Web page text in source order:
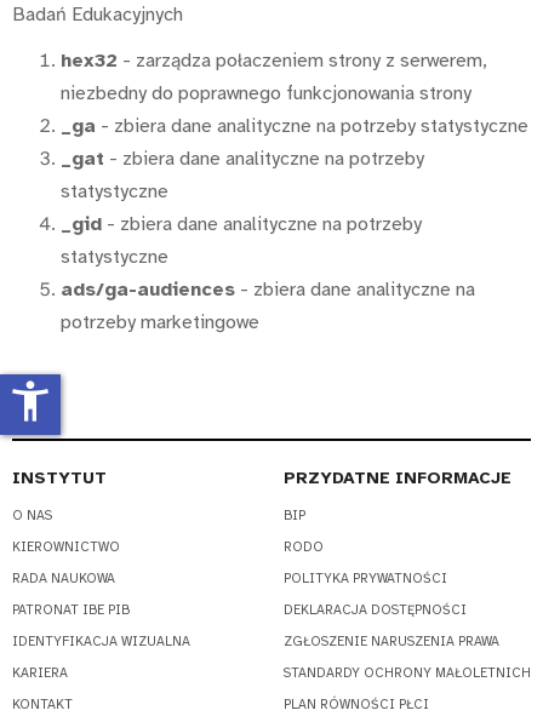
Badań Edukacyjnych
hex32 - zarządza połaczeniem strony z serwerem,
niezbedny do poprawnego funkcjonowania strony
_ga - zbiera dane analityczne na potrzeby statystyczne
_gat - zbiera dane analityczne na potrzeby
statystyczne
_gid - zbiera dane analityczne na potrzeby
statystyczne
ads/ga-audiences - zbiera dane analityczne na
potrzeby marketingowe
INSTYTUT
O NAS
KIEROWNICTWO
RADA NAUKOWA
PATRONAT IBE PIB
IDENTYFIKACJA WIZUALNA
KARIERA
KONTAKT
PRZYDATNE INFORMACJE
BIP
RODO
POLITYKA PRYWATNOŚCI
DEKLARACJA DOSTĘPNOŚCI
ZGŁOSZENIE NARUSZENIA PRAWA
STANDARDY OCHRONY MAŁOLETNICH
PLAN RÓWNOŚCI PŁCI
accessibility_new